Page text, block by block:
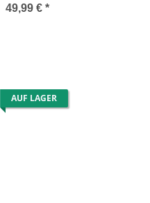
49,99 € *
AUF LAGER